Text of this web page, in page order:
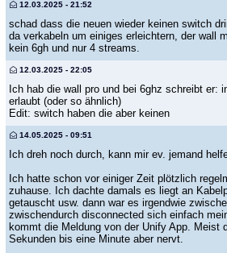
12.03.2025 - 21:52
schad dass die neuen wieder keinen switch
da verkabeln um einiges erleichtern, der wall
kein 6gh und nur 4 streams.
12.03.2025 - 22:05
Ich hab die wall pro und bei 6ghz schreibt er:
erlaubt (oder so ähnlich)
Edit: switch haben die aber keinen
14.05.2025 - 09:51
Ich dreh noch durch, kann mir ev. jemand
Ich hatte schon vor einiger Zeit plötzlich
zuhause. Ich dachte damals es liegt an
getauscht usw. dann war es irgendwie
zwischendurch disconnected sich einfach
kommt die Meldung von der Unify App. Meist
Sekunden bis eine Minute aber nervt.